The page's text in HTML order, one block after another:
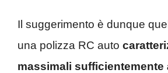
Il suggerimento è dunque
una polizza RC auto
massimali sufficientemente